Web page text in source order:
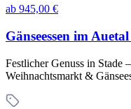
ab 945,00 €
Gänseessen im
Festlicher Genuss in Stade
Weihnachtsmarkt &